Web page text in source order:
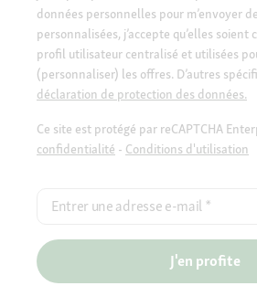
données personnelles pour m’envoyer
personnalisées, j’accepte qu’elles soient
profil utilisateur centralisé et utilisées
(personnaliser) les offres. D’autres
déclaration de protection des données.
Ce site est protégé par reCAPTCHA
confidentialité - Conditions d'utilisation
Entrer une adresse e-mail *
J'en profite